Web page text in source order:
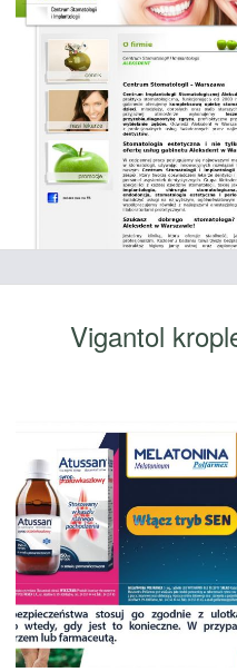
Vigantol